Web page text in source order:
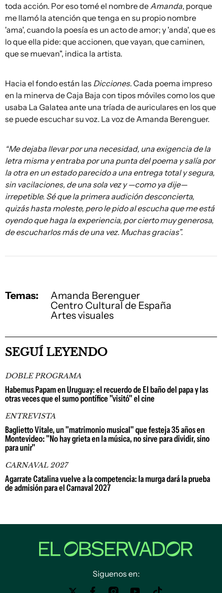
toda acción. Por eso tomé el nombre deAmanda, porque
me llamó la atención que tenga en su propio nombre
'ama', cuando la poesía es un acto de amor; y 'anda', que es
lo que ella pide: que accionen, que vayan, que caminen,
que se muevan", indica la artista.
Hacia el fondo están las Dicciones.Cada poema impreso
en la minerva de Caja Baja con tipos móviles como los que
usaba La Galatea ante una tríada de auriculares en los que
se puede escuchar su voz. La voz de Amanda Berenguer.
“Me dejaba llevar por una necesidad, una exigencia de la
letra misma y entraba por una punta del poema y salía por
la otra en un estado parecido a una entrega total y segura,
sin vacilaciones, de una sola vez y —como ya dije—
irrepetible. Sé que la primera audición desconcierta,
quizás hasta moleste, pero le pido al escucha que me está
oyendo que haga la experiencia, por cierto muy generosa,
de escucharlos más de una vez. Muchas gracias”.
Temas:
Amanda Berenguer
Centro Cultural de España
Artes visuales
SEGUÍ LEYENDO
DOBLE PROGRAMA
Habemus Papam en Uruguay: el recuerdo de El baño del papa y las
otras veces que el sumo pontífice "visitó" el cine
ENTREVISTA
Baglietto Vitale, un "matrimonio musical" que festeja 35 años en
Montevideo: "No hay grieta en la música, no sirve para dividir, sino
para unir"
CARNAVAL 2027
Agarrate Catalina vuelve a la competencia: la murga dará la prueba
de admisión para el Carnaval 2027
Siguenos en: